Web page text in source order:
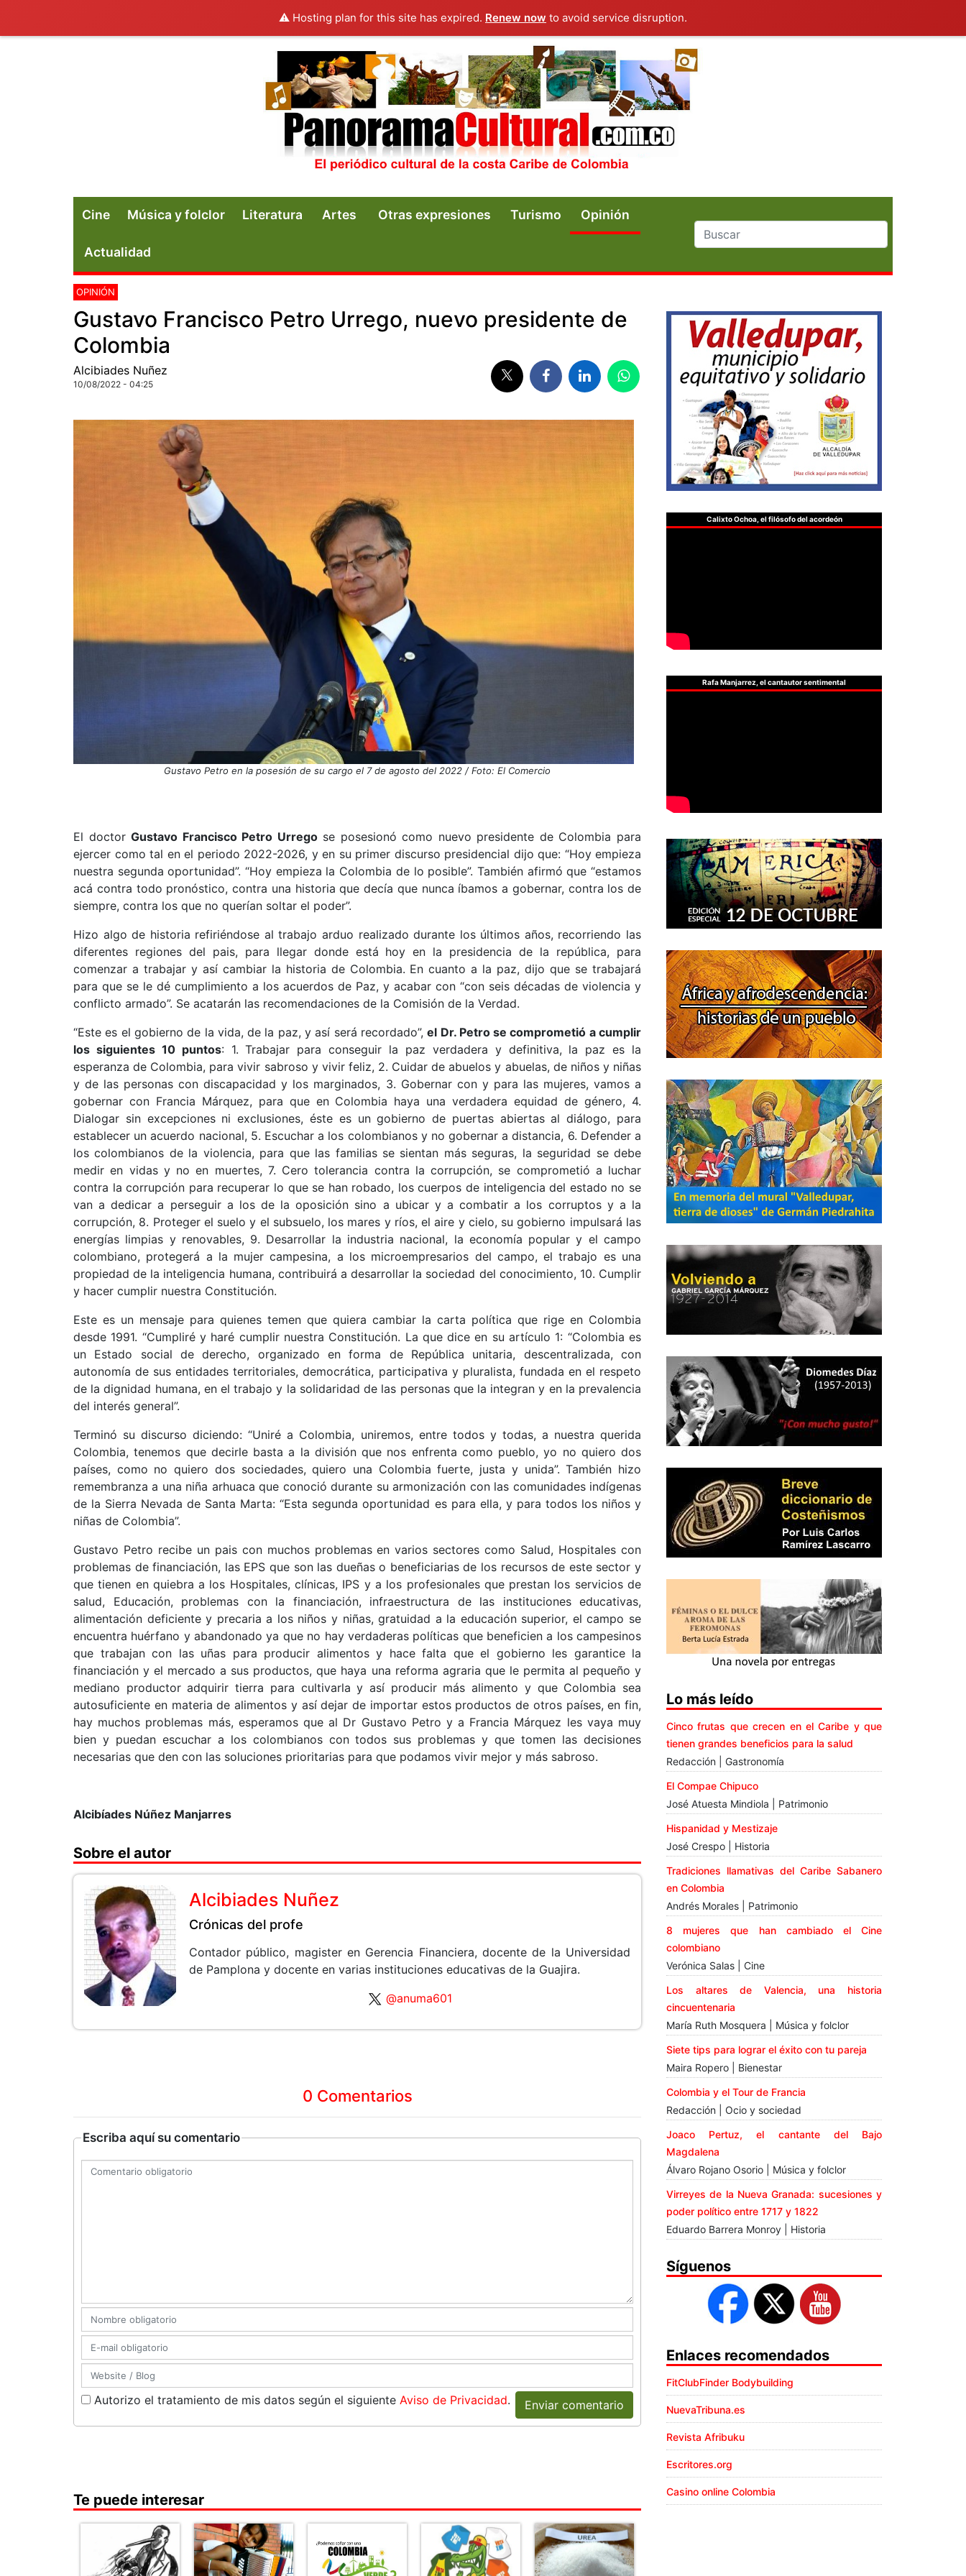
⚠️ Hosting plan for this site has expired. Renew now to avoid service disruption.
Cine Música y folclor Literatura Artes Otras expresiones Turismo Opinión
Actualidad
OPINIÓN
Gustavo Francisco Petro Urrego, nuevo presidente de
Colombia
Alcibiades Nuñez
10/08/2022 - 04:25
Gustavo Petro en la posesión de su cargo el 7 de agosto del 2022 / Foto: El Comercio
El doctorGustavo Francisco Petro Urregose posesionó como nuevo presidente de Colombia para
ejercer como tal en el periodo 2022-2026, y en su primer discurso presidencial dijo que: “Hoy empieza
nuestra segunda oportunidad”. “Hoy empieza la Colombia de lo posible”. También afirmó que “estamos
acá contra todo pronóstico, contra una historia que decía que nunca íbamos a gobernar, contra los de
siempre, contra los que no querían soltar el poder”.
Hizo algo de historia refiriéndose al trabajo arduo realizado durante los últimos años, recorriendo las
diferentes regiones del pais, para llegar donde está hoy en la presidencia de la república, para
comenzar a trabajar y así cambiar la historia de Colombia. En cuanto a la paz, dijo que se trabajará
para que se le dé cumplimiento a los acuerdos de Paz, y acabar con “con seis décadas de violencia y
conflicto armado”. Se acatarán las recomendaciones de la Comisión de la Verdad.
“Este es el gobierno de la vida, de la paz, y así será recordado”,el Dr. Petro se comprometió a cumplir
los siguientes 10 puntos: 1. Trabajar para conseguir la paz verdadera y definitiva, la paz es la
esperanza de Colombia, para vivir sabroso y vivir feliz, 2. Cuidar de abuelos y abuelas, de niños y niñas
y de las personas con discapacidad y los marginados, 3. Gobernar con y para las mujeres, vamos a
gobernar con Francia Márquez, para que en Colombia haya una verdadera equidad de género, 4.
Dialogar sin excepciones ni exclusiones, éste es un gobierno de puertas abiertas al diálogo, para
establecer un acuerdo nacional, 5. Escuchar a los colombianos y no gobernar a distancia, 6. Defender a
los colombianos de la violencia, para que las familias se sientan más seguras, la seguridad se debe
medir en vidas y no en muertes, 7. Cero tolerancia contra la corrupción, se comprometió a luchar
contra la corrupción para recuperar lo que se han robado, los cuerpos de inteligencia del estado no se
van a dedicar a perseguir a los de la oposición sino a ubicar y a combatir a los corruptos y a la
corrupción, 8. Proteger el suelo y el subsuelo, los mares y ríos, el aire y cielo, su gobierno impulsará las
energías limpias y renovables, 9. Desarrollar la industria nacional, la economía popular y el campo
colombiano, protegerá a la mujer campesina, a los microempresarios del campo, el trabajo es una
propiedad de la inteligencia humana, contribuirá a desarrollar la sociedad del conocimiento, 10. Cumplir
y hacer cumplir nuestra Constitución.
Este es un mensaje para quienes temen que quiera cambiar la carta política que rige en Colombia
desde 1991. “Cumpliré y haré cumplir nuestra Constitución. La que dice en su artículo 1: “Colombia es
un Estado social de derecho, organizado en forma de República unitaria, descentralizada, con
autonomía de sus entidades territoriales, democrática, participativa y pluralista, fundada en el respeto
de la dignidad humana, en el trabajo y la solidaridad de las personas que la integran y en la prevalencia
del interés general”.
Terminó su discurso diciendo: “Uniré a Colombia, uniremos, entre todos y todas, a nuestra querida
Colombia, tenemos que decirle basta a la división que nos enfrenta como pueblo, yo no quiero dos
países, como no quiero dos sociedades, quiero una Colombia fuerte, justa y unida”. También hizo
remembranza a una niña arhuaca que conoció durante su armonización con las comunidades indígenas
de la Sierra Nevada de Santa Marta: “Esta segunda oportunidad es para ella, y para todos los niños y
niñas de Colombia”.
Gustavo Petro recibe un pais con muchos problemas en varios sectores como Salud, Hospitales con
problemas de financiación, las EPS que son las dueñas o beneficiarias de los recursos de este sector y
que tienen en quiebra a los Hospitales, clínicas, IPS y a los profesionales que prestan los servicios de
salud, Educación, problemas con la financiación, infraestructura de las instituciones educativas,
alimentación deficiente y precaria a los niños y niñas, gratuidad a la educación superior, el campo se
encuentra huérfano y abandonado ya que no hay verdaderas políticas que beneficien a los campesinos
que trabajan con las uñas para producir alimentos y hace falta que el gobierno les garantice la
financiación y el mercado a sus productos, que haya una reforma agraria que le permita al pequeño y
mediano productor adquirir tierra para cultivarla y así producir más alimento y que Colombia sea
autosuficiente en materia de alimentos y así dejar de importar estos productos de otros países, en fin,
hay muchos problemas más, esperamos que al Dr Gustavo Petro y a Francia Márquez les vaya muy
bien y puedan escuchar a los colombianos con todos sus problemas y que tomen las decisiones
necesarias que den con las soluciones prioritarias para que podamos vivir mejor y más sabroso.
Alcibíades Núñez Manjarres
Sobre el autor
Alcibiades Nuñez
Crónicas del profe
Contador público, magister en Gerencia Financiera, docente de la Universidad
de Pamplona y docente en varias instituciones educativas de la Guajira.
@anuma601
0 Comentarios
Escriba aquí su comentario
Autorizo el tratamiento de mis datos según el siguiente Aviso de Privacidad. Enviar comentario
Te puede interesar
Calixto Ochoa, el filósofo del acordeón
Rafa Manjarrez, el cantautor sentimental
Lo más leído
Cinco frutas que crecen en el Caribe y que
tienen grandes beneficios para la salud
Redacción | Gastronomía
El Compae Chipuco
José Atuesta Mindiola | Patrimonio
Hispanidad y Mestizaje
José Crespo | Historia
Tradiciones llamativas del Caribe Sabanero
en Colombia
Andrés Morales | Patrimonio
8 mujeres que han cambiado el Cine
colombiano
Verónica Salas | Cine
Los altares de Valencia, una historia
cincuentenaria
María Ruth Mosquera | Música y folclor
Siete tips para lograr el éxito con tu pareja
Maira Ropero | Bienestar
Colombia y el Tour de Francia
Redacción | Ocio y sociedad
Joaco Pertuz, el cantante del Bajo
Magdalena
Álvaro Rojano Osorio | Música y folclor
Virreyes de la Nueva Granada: sucesiones y
poder político entre 1717 y 1822
Eduardo Barrera Monroy | Historia
Síguenos
Enlaces recomendados
FitClubFinder Bodybuilding
NuevaTribuna.es
Revista Afribuku
Escritores.org
Casino online Colombia